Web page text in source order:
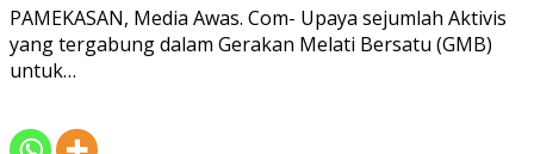
PAMEKASAN, Media Awas. Com- Upaya sejumlah Aktivis
yang tergabung dalam Gerakan Melati Bersatu (GMB)
untuk…